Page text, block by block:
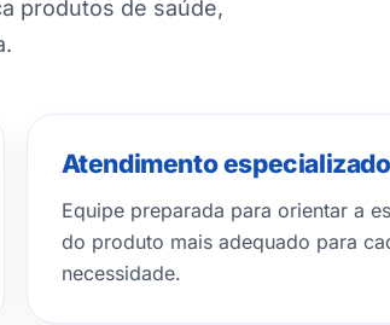
produtos de saúde,
Atendimento especializado
Equipe preparada para orientar a
do produto mais adequado para
necessidade.